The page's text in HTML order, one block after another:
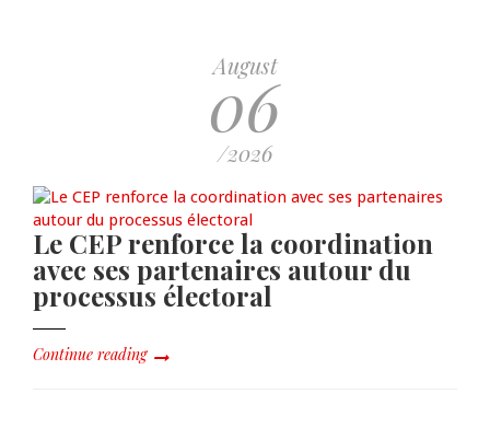
August
06
/2026
Le CEP renforce la coordination
avec ses partenaires autour du
processus électoral
Continue reading